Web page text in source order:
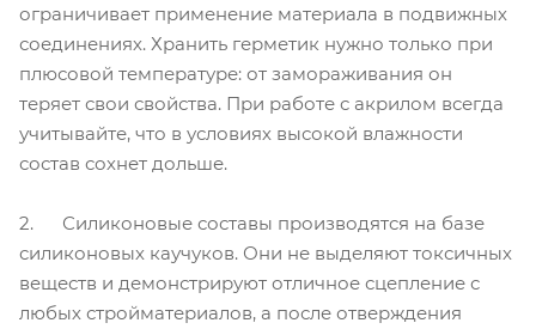
ограничивает применение материала в подвижных
соединениях. Хранить герметик нужно только при
плюсовой температуре: от замораживания он
теряет свои свойства. При работе с акрилом всегда
учитывайте, что в условиях высокой влажности
состав сохнет дольше.
2. Силиконовые составы производятся на базе
силиконовых каучуков. Они не выделяют токсичных
веществ и демонстрируют отличное сцепление с
любых стройматериалов, а после отверждения